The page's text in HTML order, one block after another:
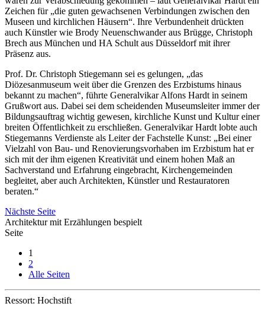
Zeichen für „die guten gewachsenen Verbindungen zwischen den
Museen und kirchlichen Häusern“. Ihre Verbundenheit drückten
auch Künstler wie Brody Neuenschwander aus Brügge, Christoph
Brech aus München und HA Schult aus Düsseldorf mit ihrer
Präsenz aus.
Prof. Dr. Christoph Stiegemann sei es gelungen, „das
Diözesanmuseum weit über die Grenzen des Erzbistums hinaus
bekannt zu machen“, führte Generalvikar Alfons Hardt in seinem
Grußwort aus. Dabei sei dem scheidenden Museumsleiter immer der
Bildungsauftrag wichtig gewesen, kirchliche Kunst und Kultur einer
breiten Öffentlichkeit zu erschließen. Generalvikar Hardt lobte auch
Stiegemanns Verdienste als Leiter der Fachstelle Kunst: „Bei einer
Vielzahl von Bau- und Renovierungsvorhaben im Erzbistum hat er
sich mit der ihm eigenen Kreativität und einem hohen Maß an
Sachverstand und Erfahrung eingebracht, Kirchengemeinden
begleitet, aber auch Architekten, Künstler und Restauratoren
beraten.“
Nächste Seite
Architektur mit Erzählungen bespielt
Seite
1
2
Alle Seiten
Ressort: Hochstift